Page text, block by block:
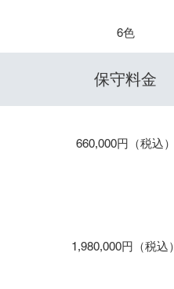
6色
​保守料金
660,000円（税込）
1,980,000円（税込）